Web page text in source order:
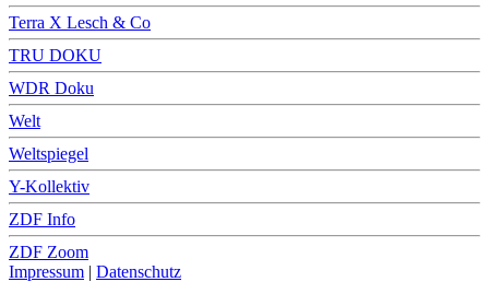
Terra X Lesch & Co
TRU DOKU
WDR Doku
Welt
Weltspiegel
Y-Kollektiv
ZDF Info
ZDF Zoom
Impressum | Datenschutz